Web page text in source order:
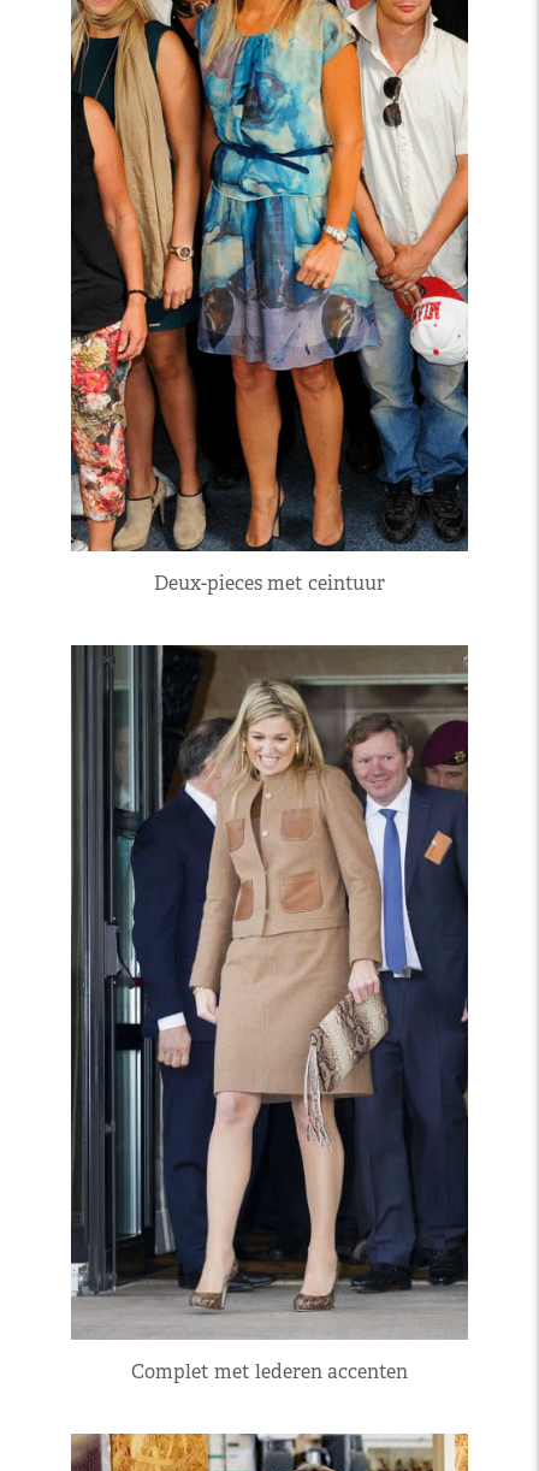
Deux-pieces met ceintuur
Complet met lederen accenten